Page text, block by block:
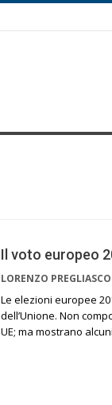
Il voto europeo
LORENZO
Le elezioni europee
dell’Unione. Non
UE; ma mostrano